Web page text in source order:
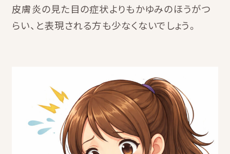
皮膚炎の見た目の症状よりもかゆみのほうがつ
らい、と表現される方も少なくないでしょう。